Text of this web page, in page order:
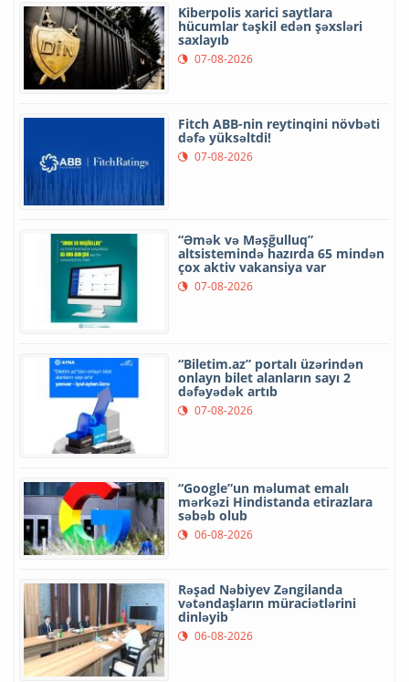
Kiberpolis xarici saytlara
hücumlar təşkil edən şəxsləri
saxlayıb
07-08-2026
Fitch ABB-nin reytinqini növbəti
dəfə yüksəltdi!
07-08-2026
“Əmək və Məşğulluq”
altsistemində hazırda 65 mindən
çox aktiv vakansiya var
07-08-2026
“Biletim.az” portalı üzərindən
onlayn bilet alanların sayı 2
dəfəyədək artıb
07-08-2026
“Google”un məlumat emalı
mərkəzi Hindistanda etirazlara
səbəb olub
06-08-2026
Rəşad Nəbiyev Zəngilanda
vətəndaşların müraciətlərini
dinləyib
06-08-2026